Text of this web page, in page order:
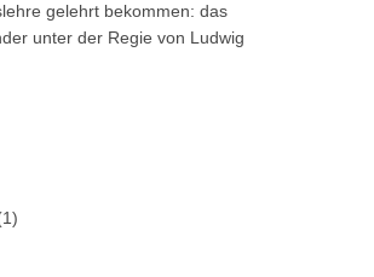
gelehrt bekommen: das
unter der Regie von Ludwig